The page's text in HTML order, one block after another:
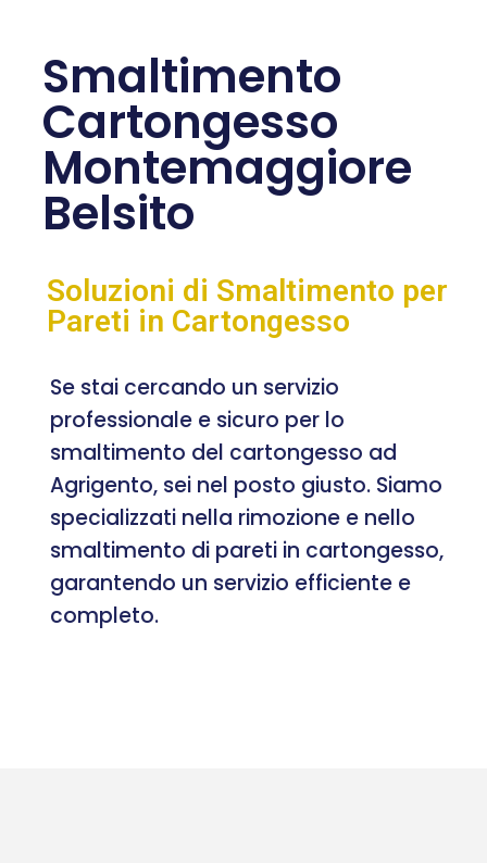
Smaltimento
Cartongesso
Montemaggiore
Belsito
Soluzioni di Smaltimento per
Pareti in Cartongesso
Se stai cercando un servizio
professionale e sicuro per lo
smaltimento del cartongesso ad
Agrigento, sei nel posto giusto. Siamo
specializzati nella rimozione e nello
smaltimento di pareti in cartongesso,
garantendo un servizio efficiente e
completo.